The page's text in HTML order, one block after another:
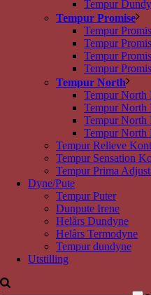
Tempur
Tempur Promise
Tempur
Tempur
Tempur
Tempur
Tempur North
Tempur North
Tempur North
Tempur North
Tempur North
Tempur Relieve
Tempur Sensation
Tempur Prima
Dyne/Pute
Tempur Puter
Dunpute Irene
Helårs Dundyne
Helårs Termodyne
Tempur dundyne
Utstilling